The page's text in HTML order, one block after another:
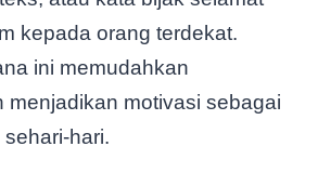
kepada orang terdekat.
ini memudahkan
menjadikan motivasi sebagai
hari.